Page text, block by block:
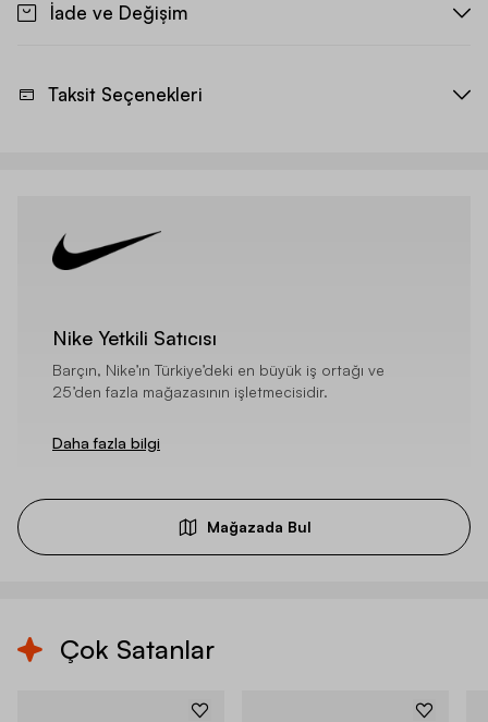
İade ve Değişim
Taksit Seçenekleri
Nike Yetkili Satıcısı
Barçın, Nike’ın Türkiye’deki en büyük iş ortağı ve
25’den fazla mağazasının işletmecisidir.
Daha fazla bilgi
Mağazada Bul
Çok Satanlar